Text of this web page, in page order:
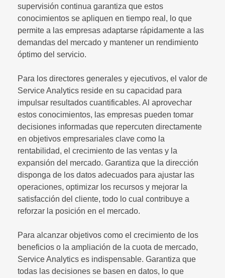
supervisión continua garantiza que estos
conocimientos se apliquen en tiempo real, lo que
permite a las empresas adaptarse rápidamente a las
demandas del mercado y mantener un rendimiento
óptimo del servicio.
Para los directores generales y ejecutivos, el valor de
Service Analytics reside en su capacidad para
impulsar resultados cuantificables. Al aprovechar
estos conocimientos, las empresas pueden tomar
decisiones informadas que repercuten directamente
en objetivos empresariales clave como la
rentabilidad, el crecimiento de las ventas y la
expansión del mercado. Garantiza que la dirección
disponga de los datos adecuados para ajustar las
operaciones, optimizar los recursos y mejorar la
satisfacción del cliente, todo lo cual contribuye a
reforzar la posición en el mercado.
Para alcanzar objetivos como el crecimiento de los
beneficios o la ampliación de la cuota de mercado,
Service Analytics es indispensable. Garantiza que
todas las decisiones se basen en datos, lo que